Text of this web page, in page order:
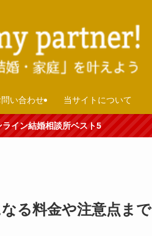
問い合わせ 当サイトについて
イン結婚相談所ベスト5
る料金や注意点まで